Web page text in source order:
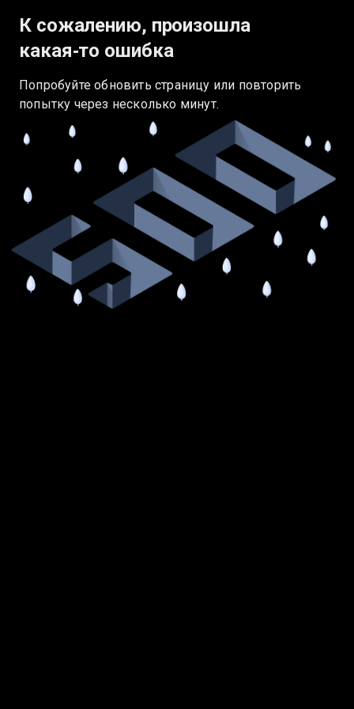
К сожалению, произошла
какая‑то ошибка
Попробуйте обновить страницу или повторить
попытку через несколько минут.